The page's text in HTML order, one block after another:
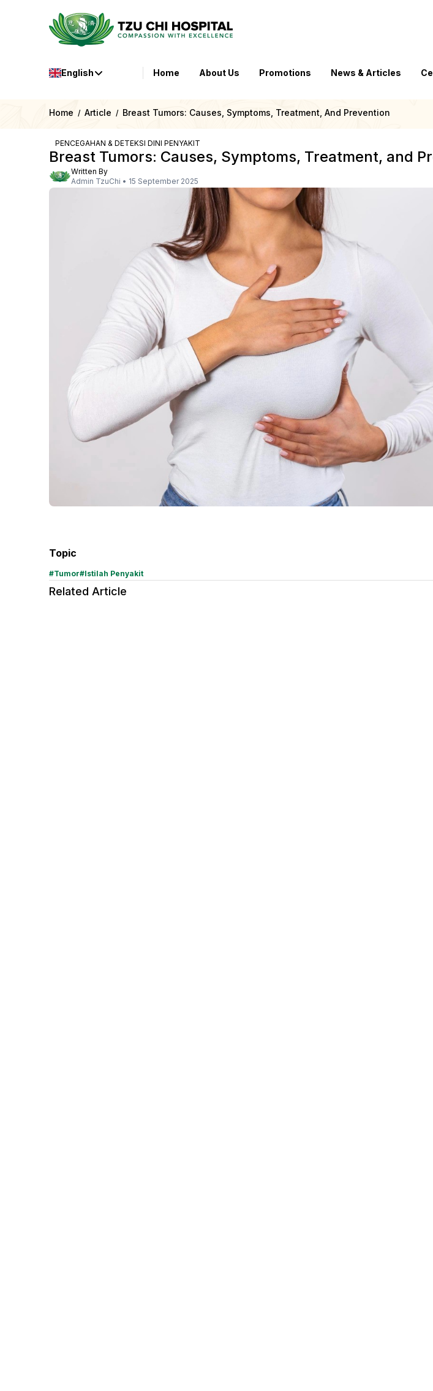
English Home About Us Promotions News & Articles
Home / Article / Breast Tumors: Causes, Symptoms, Treatment, And Prevention
PENCEGAHAN & DETEKSI DINI PENYAKIT
Breast Tumors: Causes, Symptoms, Treatment, and
Written By
Admin TzuChi • 15 September 2025
Topic
#Tumor#Istilah Penyakit
Related Article